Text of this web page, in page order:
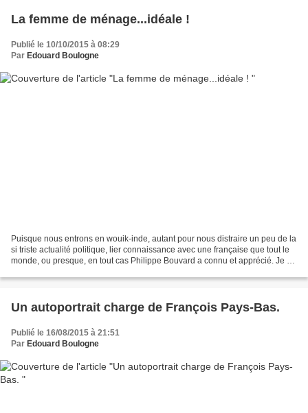
La femme de ménage...idéale !
Publié le 10/10/2015 à 08:29
Par Edouard Boulogne
Puisque nous entrons en wouik-inde, autant pour nous distraire un peu de la
si triste actualité politique, lier connaissance avec une française que tout le
monde, ou presque, en tout cas Philippe Bouvard a connu et apprécié. Je ne
Un autoportrait charge de François Pays-Bas.
Publié le 16/08/2015 à 21:51
Par Edouard Boulogne